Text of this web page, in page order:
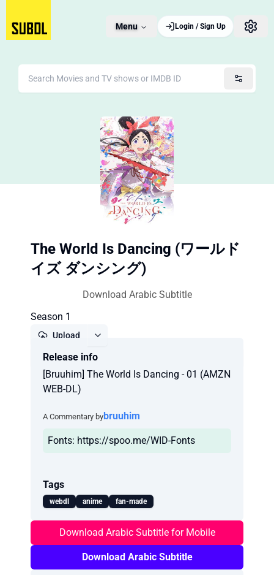
Menu Login / Sign Up
The World Is Dancing (ワールド
イズ ダンシング)
Download Arabic Subtitle
Season 1
Upload
Release info
[Bruuhim] The World Is Dancing - 01 (AMZN
WEB-DL)
A Commentary bybruuhim
Fonts: https://spoo.me/WID-Fonts
Tags
webdl anime fan-made
Download Arabic Subtitle for Mobile
Download Arabic Subtitle